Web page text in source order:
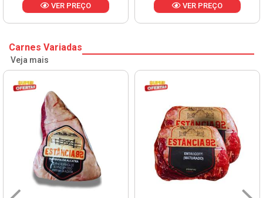
VER PREÇO VER PREÇO
Carnes Variadas
Veja mais